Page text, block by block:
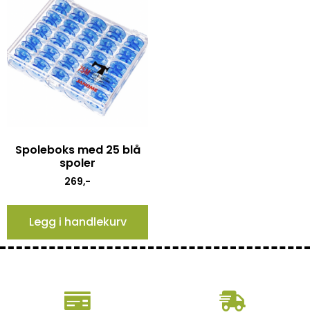
Spoleboks med 25 blå
spoler
269,-
Legg i handlekurv